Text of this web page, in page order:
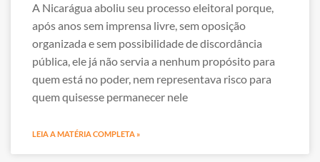
A Nicarágua aboliu seu processo eleitoral porque,
após anos sem imprensa livre, sem oposição
organizada e sem possibilidade de discordância
pública, ele já não servia a nenhum propósito para
quem está no poder, nem representava risco para
quem quisesse permanecer nele
LEIA A MATÉRIA COMPLETA »